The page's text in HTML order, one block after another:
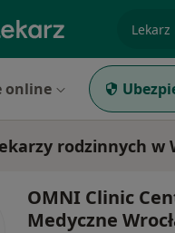
online
rodzinnych w
OMNI Clinic
Medyczne